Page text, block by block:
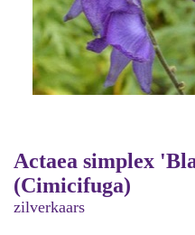
Actaea simplex
(Cimicifuga)
zilverkaars